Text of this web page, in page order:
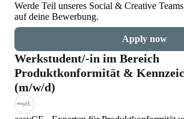
Werde Teil unseres Social & Creative
auf deine Bewerbung.
Apply now
Werkstudent/-in im Bereich
Produktkonformität &
(m/w/d)